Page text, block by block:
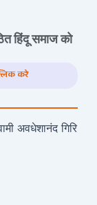
हिंदू समाज को
करे